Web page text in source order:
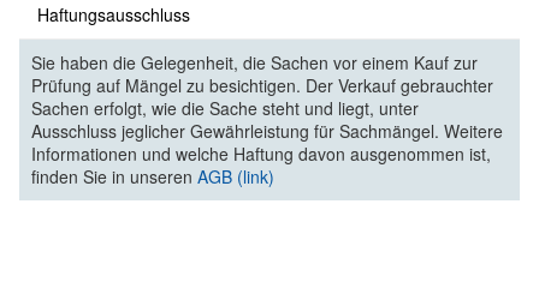
Haftungsausschluss
Sie haben die Gelegenheit, die Sachen vor einem Kauf zur
Prüfung auf Mängel zu besichtigen. Der Verkauf gebrauchter
Sachen erfolgt, wie die Sache steht und liegt, unter
Ausschluss jeglicher Gewährleistung für Sachmängel. Weitere
Informationen und welche Haftung davon ausgenommen ist,
finden Sie in unseren AGB (link)